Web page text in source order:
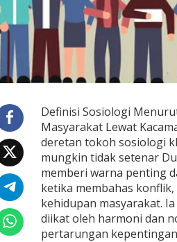
Definisi Sosiologi
Masyarakat Lewat
deretan tokoh sosiologi
mungkin tidak setenar
memberi warna penting
ketika membahas
kehidupan masyarakat.
diikat oleh harmoni dan
pertarungan